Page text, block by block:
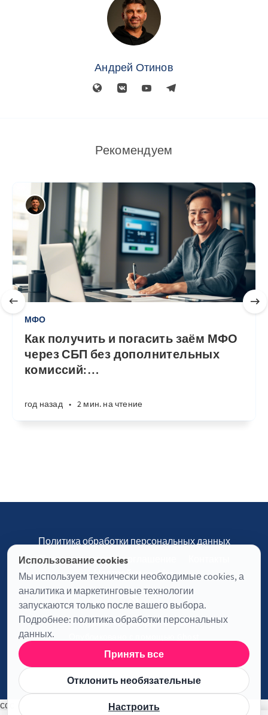
Андрей Отинов
Рекомендуем
МФО
Как получить и погасить заём МФО
через СБП без дополнительных
комиссий:…
год назад • 2 мин. на чтение
Использование cookies
Мы используем технически необходимые cookies, а
аналитика и маркетинговые технологии
запускаются только после вашего выбора.
Подробнее: политика обработки персональных
данных.
Принять все
Отклонить необязательные
Настроить
Политика обработки персональных данных
Пользовательское соглашение
Настройки cookies
Журнал «Отинофф» © 2026
Информация о лицензии JavaScript
ссс